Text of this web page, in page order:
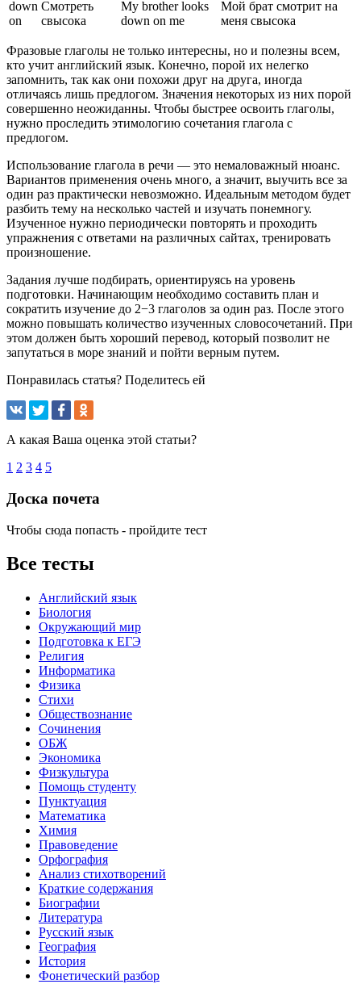
down
on
Смотреть
свысока
My brother looks
down on me
Мой брат смотрит на
меня свысока
Фразовые глаголы не только интересны, но и полезны всем,
кто учит английский язык. Конечно, порой их нелегко
запомнить, так как они похожи друг на друга, иногда
отличаясь лишь предлогом. Значения некоторых из них порой
совершенно неожиданны. Чтобы быстрее освоить глаголы,
нужно проследить этимологию сочетания глагола с
предлогом.
Использование глагола в речи — это немаловажный нюанс.
Вариантов применения очень много, а значит, выучить все за
один раз практически невозможно. Идеальным методом будет
разбить тему на несколько частей и изучать понемногу.
Изученное нужно периодически повторять и проходить
упражнения с ответами на различных сайтах, тренировать
произношение.
Задания лучше подбирать, ориентируясь на уровень
подготовки. Начинающим необходимо составить план и
сократить изучение до 2−3 глаголов за один раз. После этого
можно повышать количество изученных словосочетаний. При
этом должен быть хороший перевод, который позволит не
запутаться в море знаний и пойти верным путем.
Понравилась статья? Поделитесь ей
А какая Ваша оценка этой статьи?
1 2 3 4 5
Доска почета
Чтобы сюда попасть - пройдите тест
Все тесты
Английский язык
Биология
Окружающий мир
Подготовка к ЕГЭ
Религия
Информатика
Физика
Стихи
Обществознание
Сочинения
ОБЖ
Экономика
Физкультура
Помощь студенту
Пунктуация
Математика
Химия
Правоведение
Орфография
Анализ стихотворений
Краткие содержания
Биографии
Литература
Русский язык
География
История
Фонетический разбор